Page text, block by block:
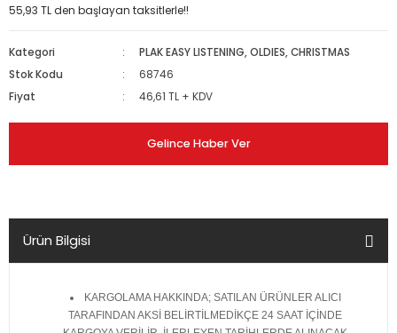
55,93 TL den başlayan taksitlerle!!
Kategori
PLAK EASY LISTENING, OLDIES, CHRISTMAS
Stok Kodu
68746
Fiyat
46,61 TL + KDV
Gelince Haber Ver
Ürün Bilgisi
KARGOLAMA HAKKINDA; SATILAN ÜRÜNLER ALICI
TARAFINDAN AKSİ BELİRTİLMEDİKÇE 24 SAAT İÇİNDE